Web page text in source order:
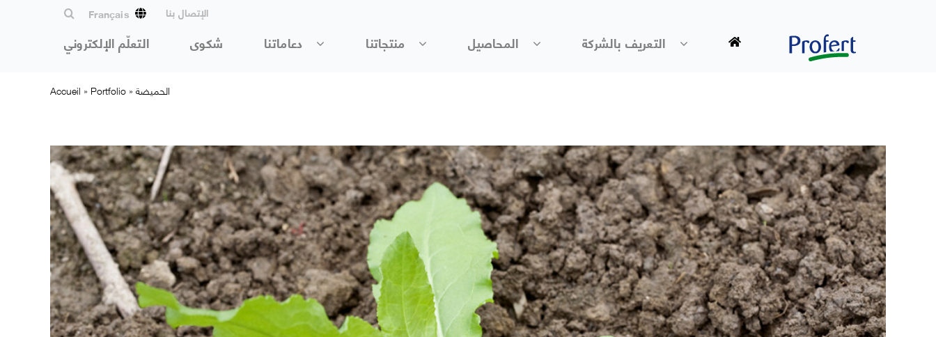
Français الإتصال بنا
التعلّم الإلكتروني شكوى دعاماتنا منتجاتنا المحاصيل التعريف بالشركة
Accueil » Portfolio»الحميضة
View
Larger
Image